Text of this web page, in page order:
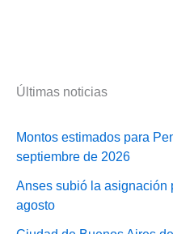
Últimas noticias
Montos estimados para
septiembre de 2026
Anses subió la asignación
agosto